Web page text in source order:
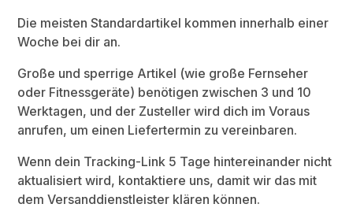
Die meisten Standardartikel kommen innerhalb einer
Woche bei dir an.
Große und sperrige Artikel (wie große Fernseher
oder Fitnessgeräte) benötigen zwischen 3 und 10
Werktagen, und der Zusteller wird dich im Voraus
anrufen, um einen Liefertermin zu vereinbaren.
Wenn dein Tracking-Link 5 Tage hintereinander nicht
aktualisiert wird, kontaktiere uns, damit wir das mit
dem Versanddienstleister klären können.